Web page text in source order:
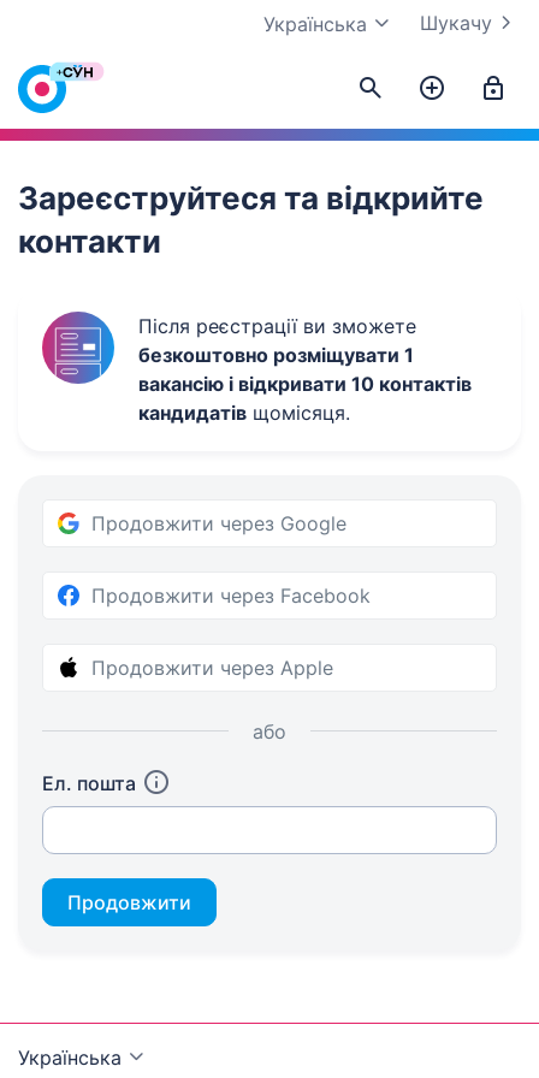
Шукачу
Українська
Work.ua
Зареєструйтеся та відкрийте
контакти
Після реєстрації ви зможете
безкоштовно розміщувати 1
вакансію і відкривати 10 контактів
кандидатів щомісяця.
Продовжити через Google
Продовжити через Facebook
Продовжити через Apple
або
Ел. пошта
Продовжити
Українська